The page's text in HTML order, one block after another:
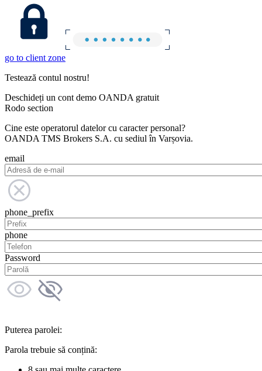
go to client zone
Testează contul nostru!
Deschideți un cont demo OANDA gratuit
Rodo section
Cine este operatorul datelor cu caracter personal?
OANDA TMS Brokers S.A. cu sediul în Varșovia.
email
phone_prefix
phone
Password
Puterea parolei:
Parola trebuie să conțină: